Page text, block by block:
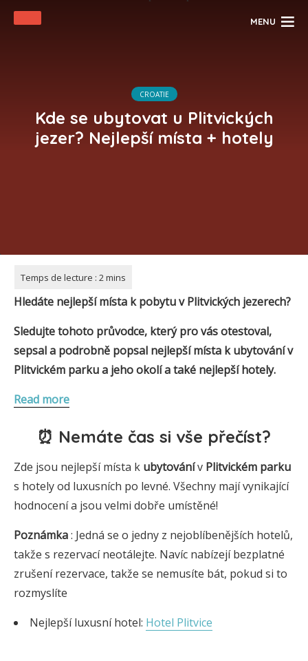
MENU
CROATIE
Kde se ubytovat u Plitvických
jezer? Nejlepší místa + hotely
Hledáte nejlepší místa k pobytu v Plitvických jezerech?
Sledujte tohoto průvodce, který pro vás otestoval,
sepsal a podrobně popsal nejlepší místa k ubytování v
Plitvickém parku a jeho okolía také nejlepší hotely.
Read more
⏰ Nemáte čas si vše přečíst?
Zde jsou nejlepší místa k ubytovánív Plitvickém parku
s hotely od luxusních po levné. Všechny mají vynikající
hodnocení a jsou velmi dobře umístěné!
Poznámka: Jedná se o jedny z nejoblíbenějších hotelů,
takže s rezervací neotálejte. Navíc nabízejí bezplatné
zrušení rezervace, takže se nemusíte bát, pokud si to
rozmyslíte
Nejlepší luxusní hotel: Hotel Plitvice